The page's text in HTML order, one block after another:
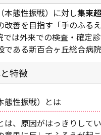
本態性振戦）に対し集束
改善を目指す「手のふる
では外来での検査・確定
である新百合ヶ丘総合病院
特徴
態性振戦）とは
は、原因がはっきりして